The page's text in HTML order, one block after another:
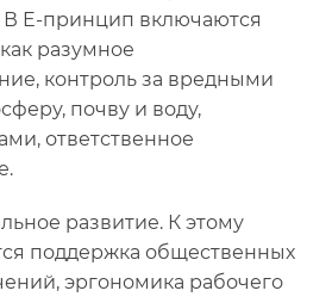
В E-принцип включаются
разумное
контроль за вредными
почву и воду,
ответственное
развитие. К этому
поддержка общественных
эргономика рабочего